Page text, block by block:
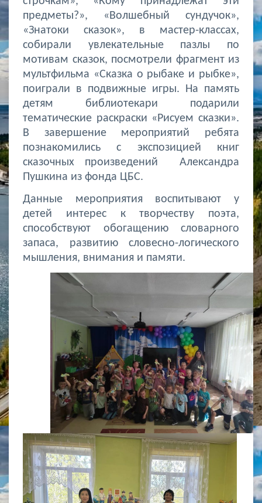
предметы?», «Волшебный сундучок»,
«Знатоки сказок», в мастер-классах,
собирали увлекательные пазлы по
мотивам сказок, посмотрели фрагмент из
мультфильма «Сказка о рыбаке и рыбке»,
поиграли в подвижные игры. На память
детям библиотекари подарили
тематические раскраски «Рисуем сказки».
В завершение мероприятий ребята
познакомились с экспозицией книг
сказочных произведений Александра
Пушкина из фонда ЦБС.
Данные мероприятия воспитывают у
детей интерес к творчеству поэта,
способствуют обогащению словарного
запаса, развитию словесно-логического
мышления, внимания и памяти.